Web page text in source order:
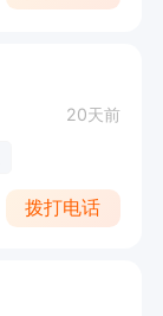
20天前
拨打电话